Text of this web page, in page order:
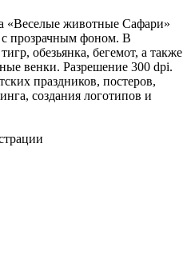
«Веселые животные Сафари»
прозрачным фоном. В
обезьянка, бегемот, а также
венки. Разрешение 300 dpi.
праздников, постеров,
создания логотипов и